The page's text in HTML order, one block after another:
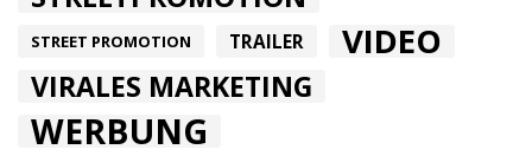
STREET PROMOTION TRAILER VIDEO
VIRALES MARKETING
WERBUNG